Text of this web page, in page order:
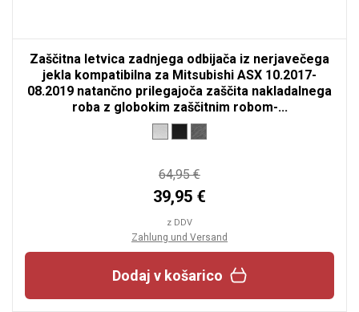
Zaščitna letvica zadnjega odbijača iz nerjavečega
jekla kompatibilna za Mitsubishi ASX 10.2017-
08.2019 natančno prilegajoča zaščita nakladalnega
roba z globokim zaščitnim robom-...
64,95 €
39,95 €
z DDV
Zahlung und Versand
Dodaj v košarico